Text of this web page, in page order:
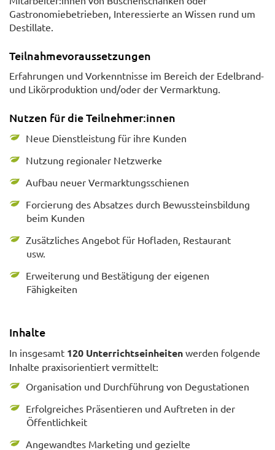
Gastronomiebetrieben, Interessierte an Wissen rund um
Destillate.
Teilnahmevoraussetzungen
Erfahrungen und Vorkenntnisse im Bereich der Edelbrand-
und Likörproduktion und/oder der Vermarktung.
Nutzen für die Teilnehmer:innen
Neue Dienstleistung für ihre Kunden
Nutzung regionaler Netzwerke
Aufbau neuer Vermarktungsschienen
Forcierung des Absatzes durch Bewussteinsbildung
beim Kunden
Zusätzliches Angebot für Hofladen, Restaurant
usw.
Erweiterung und Bestätigung der eigenen
Fähigkeiten
Inhalte
In insgesamt 120 Unterrichtseinheiten werden folgende
Inhalte praxisorientiert vermittelt:
Organisation und Durchführung von Degustationen
Erfolgreiches Präsentieren und Auftreten in der
Öffentlichkeit
Angewandtes Marketing und gezielte